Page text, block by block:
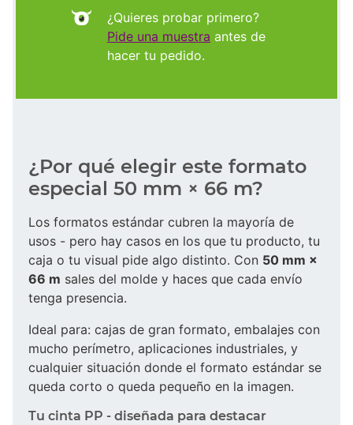
¿Quieres probar primero?
Pide una muestra antes de
hacer tu pedido.
¿Por qué elegir este formato
especial 50 mm × 66 m?
Los formatos estándar cubren la mayoría de
usos - pero hay casos en los que tu producto, tu
caja o tu visual pide algo distinto. Con 50 mm ×
66 m sales del molde y haces que cada envío
tenga presencia.
Ideal para: cajas de gran formato, embalajes con
mucho perímetro, aplicaciones industriales, y
cualquier situación donde el formato estándar se
queda corto o queda pequeño en la imagen.
Tu cinta PP - diseñada para destacar